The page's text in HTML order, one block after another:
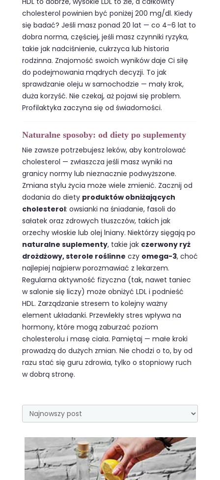
cholesterol powinien być poniżej 200 mg/dl. Kiedy
się badać? Jeśli masz ponad 20 lat — co 4–6 lat to
dobra norma, częściej, jeśli masz czynniki ryzyka,
takie jak nadciśnienie, cukrzyca lub historia
rodzinna. Znajomość swoich wyników daje Ci siłę
do podejmowania mądrych decyzji. To jak
sprawdzanie oleju w samochodzie — mały krok,
duża korzyść. Nie czekaj, aż pojawi się problem.
Profilaktyka zaczyna się od świadomości.
Naturalne sposoby: od diety po suplementy
Nie zawsze potrzebujesz leków, aby kontrolować
cholesterol — zwłaszcza jeśli masz wyniki na
granicy normy lub nieznacznie podwyższone.
Zmiana stylu życia może wiele zmienić. Zacznij od
dodania do diety produktów obniżających
cholesterol: owsianki na śniadanie, fasoli do
sałatek oraz zdrowych tłuszczów, takich jak
orzechy włoskie lub olej lniany. Niektórzy sięgają po
naturalne suplementy, takie jak czerwony ryż
drożdżowy, sterole roślinne czy omega-3, choć
najlepiej najpierw porozmawiać z lekarzem.
Regularna aktywność fizyczna (tak, nawet taniec
w salonie się liczy) może obniżyć LDL i podnieść
HDL. Zarządzanie stresem to kolejny ważny
element układanki. Przewlekły stres wpływa na
hormony, które mogą zaburzać poziom
cholesterolu i masę ciała. Pamiętaj — małe kroki
prowadzą do dużych zmian. Nie chodzi o to, by od
razu stać się guru zdrowia, tylko o stopniowy ruch
w dobrą stronę.